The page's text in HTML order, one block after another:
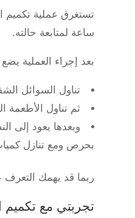
ساعة لمتابعة حالته.
بعد إجراء العملية
تناول السوائل
ثم تناول الأطعمة المطحونة لمدة 10 أيام
وبعدها يعود إلى
بحرص ومع تنازل
ربما قد يهمك
تجربتي مع تكميم